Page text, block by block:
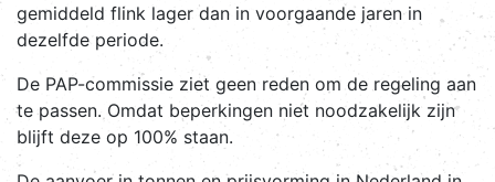
gemiddeld flink lager dan in voorgaande jaren in
dezelfde periode.
De PAP-commissie ziet geen reden om de regeling aan
te passen. Omdat beperkingen niet noodzakelijk zijn
blijft deze op 100% staan.